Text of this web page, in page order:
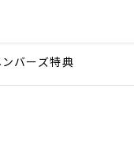
ンバーズ特典